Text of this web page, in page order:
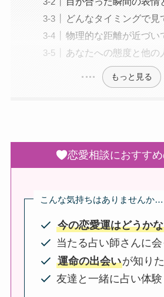
どんなタイミングで見
物理的な距離が近づい
あなたへの態度と他の
もっと見る
恋愛相談におすす
こんな気持ちはありませんか…
今の恋愛運はどうか
当たる占い師さんに
運命の出会いが知り
友達と一緒に占い体